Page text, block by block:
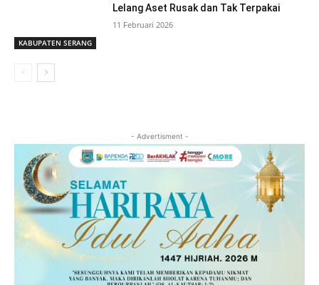
KABUPATEN SERANG
Lelang Aset Rusak dan Tak Terpakai
11 Februari 2026
- Advertisment -